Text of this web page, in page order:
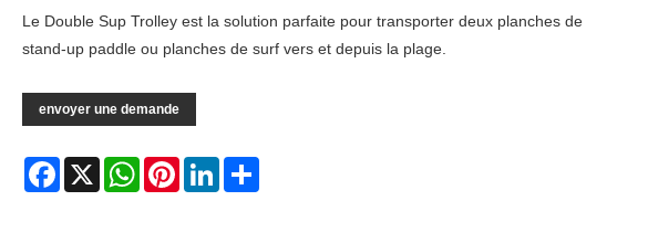
Le Double Sup Trolley est la solution parfaite pour transporter deux planches de
stand-up paddle ou planches de surf vers et depuis la plage.
envoyer une demande
Facebook
X WhatsAppPinterestLinkedIn